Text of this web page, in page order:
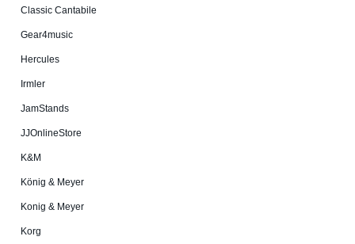
Classic Cantabile
Gear4music
Hercules
Irmler
JamStands
JJOnlineStore
K&M
König & Meyer
Konig & Meyer
Korg